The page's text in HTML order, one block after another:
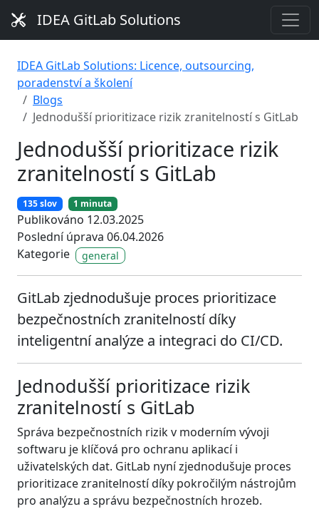
IDEA GitLab Solutions
IDEA GitLab Solutions: Licence, outsourcing,
poradenství a školení
Blogs
Jednodušší prioritizace rizik zranitelností s GitLab
Jednodušší prioritizace rizik
zranitelností s GitLab
135 slov 1 minuta
Publikováno 12.03.2025
Poslední úprava 06.04.2026
Kategorie
general
GitLab zjednodušuje proces prioritizace
bezpečnostních zranitelností díky
inteligentní analýze a integraci do CI/CD.
Jednodušší prioritizace rizik
zranitelností s GitLab
Správa bezpečnostních rizik v moderním vývoji
softwaru je klíčová pro ochranu aplikací i
uživatelských dat. GitLab nyní zjednodušuje proces
prioritizace zranitelností díky pokročilým nástrojům
pro analýzu a správu bezpečnostních hrozeb.